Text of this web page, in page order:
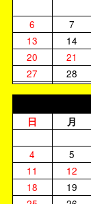
6
7
13
14
20
21
27
28
日 月
4
5
11
12
18
19